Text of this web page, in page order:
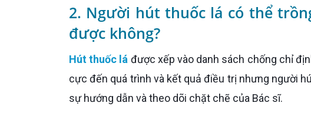
2. Người hút thuốc lá có thể
được không?
Hút thuốc lá được xếp vào danh sách chống chỉ
cực đến quá trình và kết quả điều trị nhưng người
sự hướng dẫn và theo dõi chặt chẽ của Bác sĩ.